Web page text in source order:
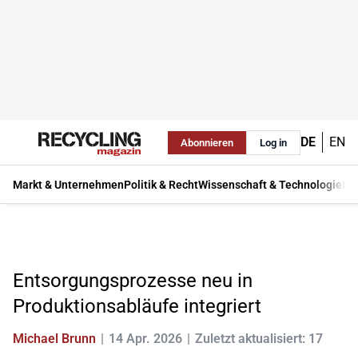
Abonnieren Log in DE EN
Markt & UnternehmenPolitik & RechtWissenschaft & Technologie
Entsorgungsprozesse neu in
Produktionsabläufe integriert
Michael Brunn 14 Apr. 2026
Zuletzt aktualisiert: 17